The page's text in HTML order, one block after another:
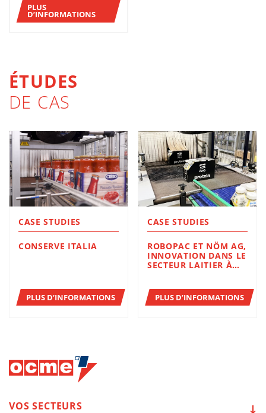
PLUS
D’INFORMATIONS
ÉTUDES
DE CAS
CASE STUDIES
CONSERVE ITALIA
PLUS D’INFORMATIONS
CASE STUDIES
ROBOPAC ET NÖM AG,
INNOVATION DANS LE
SECTEUR LAITIER À
PLUS D’INFORMATIONS
VOS SECTEURS